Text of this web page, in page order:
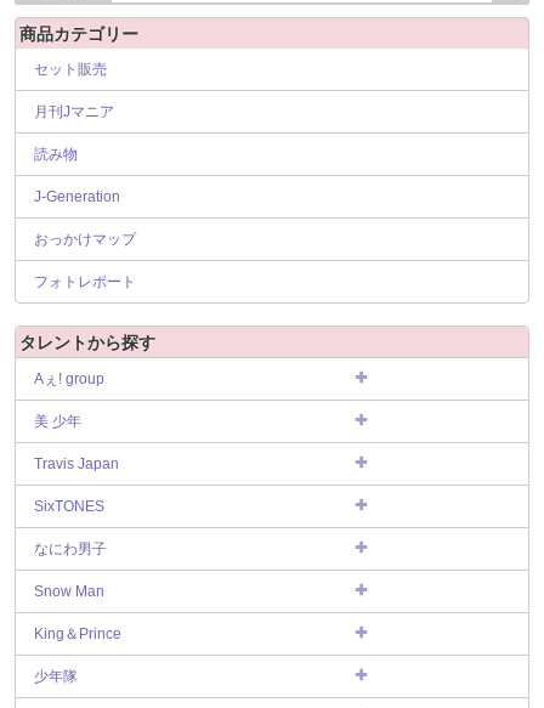
商品カテゴリー
セット販売
月刊Jマニア
読み物
J-Generation
おっかけマップ
フォトレポート
タレントから探す
Aぇ! group
美 少年
Travis Japan
SixTONES
なにわ男子
Snow Man
King＆Prince
少年隊